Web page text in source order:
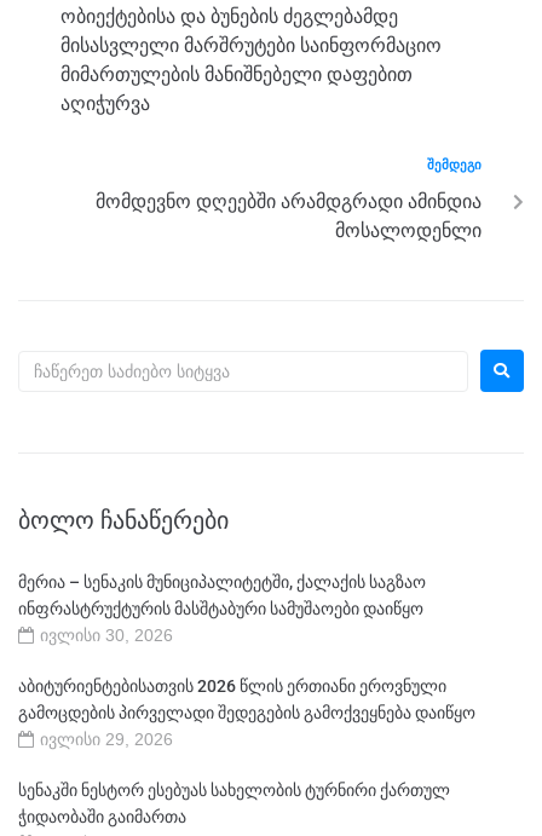
o
k
er p
ობიექტებისა და ბუნების ძეგლებამდე
მისასვლელი მარშრუტები საინფორმაციო
მიმართულების მანიშნებელი დაფებით
აღიჭურვა
ᲨᲔᲛᲓᲔᲒᲘ
მომდევნო დღეებში არამდგრადი ამინდია
მოსალოდენლი
ᲑᲝᲚᲝ ᲩᲐᲜᲐᲬᲔᲠᲔᲑᲘ
მერია – სენაკის მუნიციპალიტეტში, ქალაქის საგზაო
ინფრასტრუქტურის მასშტაბური სამუშაოები დაიწყო
ივლისი 30, 2026
აბიტურიენტებისათვის 2026 წლის ერთიანი ეროვნული
გამოცდების პირველადი შედეგების გამოქვეყნება დაიწყო
ივლისი 29, 2026
სენაკში ნესტორ ესებუას სახელობის ტურნირი ქართულ
ჭიდაობაში გაიმართა